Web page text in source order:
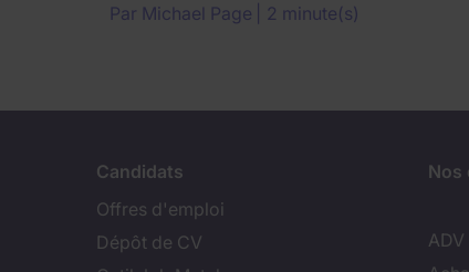
Par Michael Page 2 minute(s)
Candidats
Offres d'emploi
Dépôt de CV
Nos